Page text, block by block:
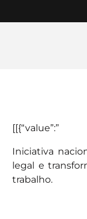
[[{“value”:”
Iniciativa
legal e
trabalho.